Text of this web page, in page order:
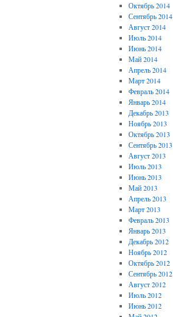
Октябрь 2014
Сентябрь 2014
Август 2014
Июль 2014
Июнь 2014
Май 2014
Апрель 2014
Март 2014
Февраль 2014
Январь 2014
Декабрь 2013
Ноябрь 2013
Октябрь 2013
Сентябрь 2013
Август 2013
Июль 2013
Июнь 2013
Май 2013
Апрель 2013
Март 2013
Февраль 2013
Январь 2013
Декабрь 2012
Ноябрь 2012
Октябрь 2012
Сентябрь 2012
Август 2012
Июль 2012
Июнь 2012